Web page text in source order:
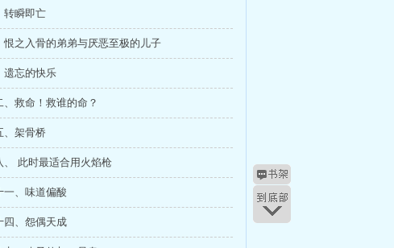
转瞬即亡
恨之入骨的弟弟与厌恶至极的儿子
遗忘的快乐
、救命！救谁的命？
、架骨桥
、 此时最适合用火焰枪
一、味道偏酸
四、怨偶天成